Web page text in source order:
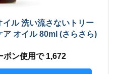
ル 洗い流さないトリー
ア オイル 80ml (さらさら)
ン使用で 1,672